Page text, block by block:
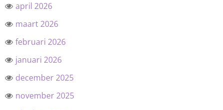
april 2026
maart 2026
februari 2026
januari 2026
december 2025
november 2025